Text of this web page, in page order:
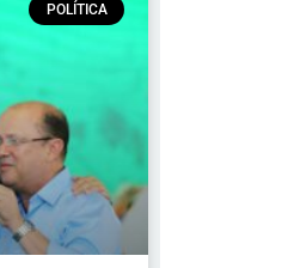
POLÍTICA